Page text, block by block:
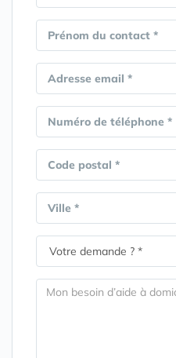
Prénom du contact *
Adresse email *
Numéro de téléphone *
Code postal *
Ville *